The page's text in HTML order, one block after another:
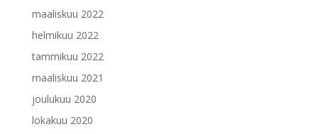
maaliskuu 2022
helmikuu 2022
tammikuu 2022
maaliskuu 2021
joulukuu 2020
lokakuu 2020